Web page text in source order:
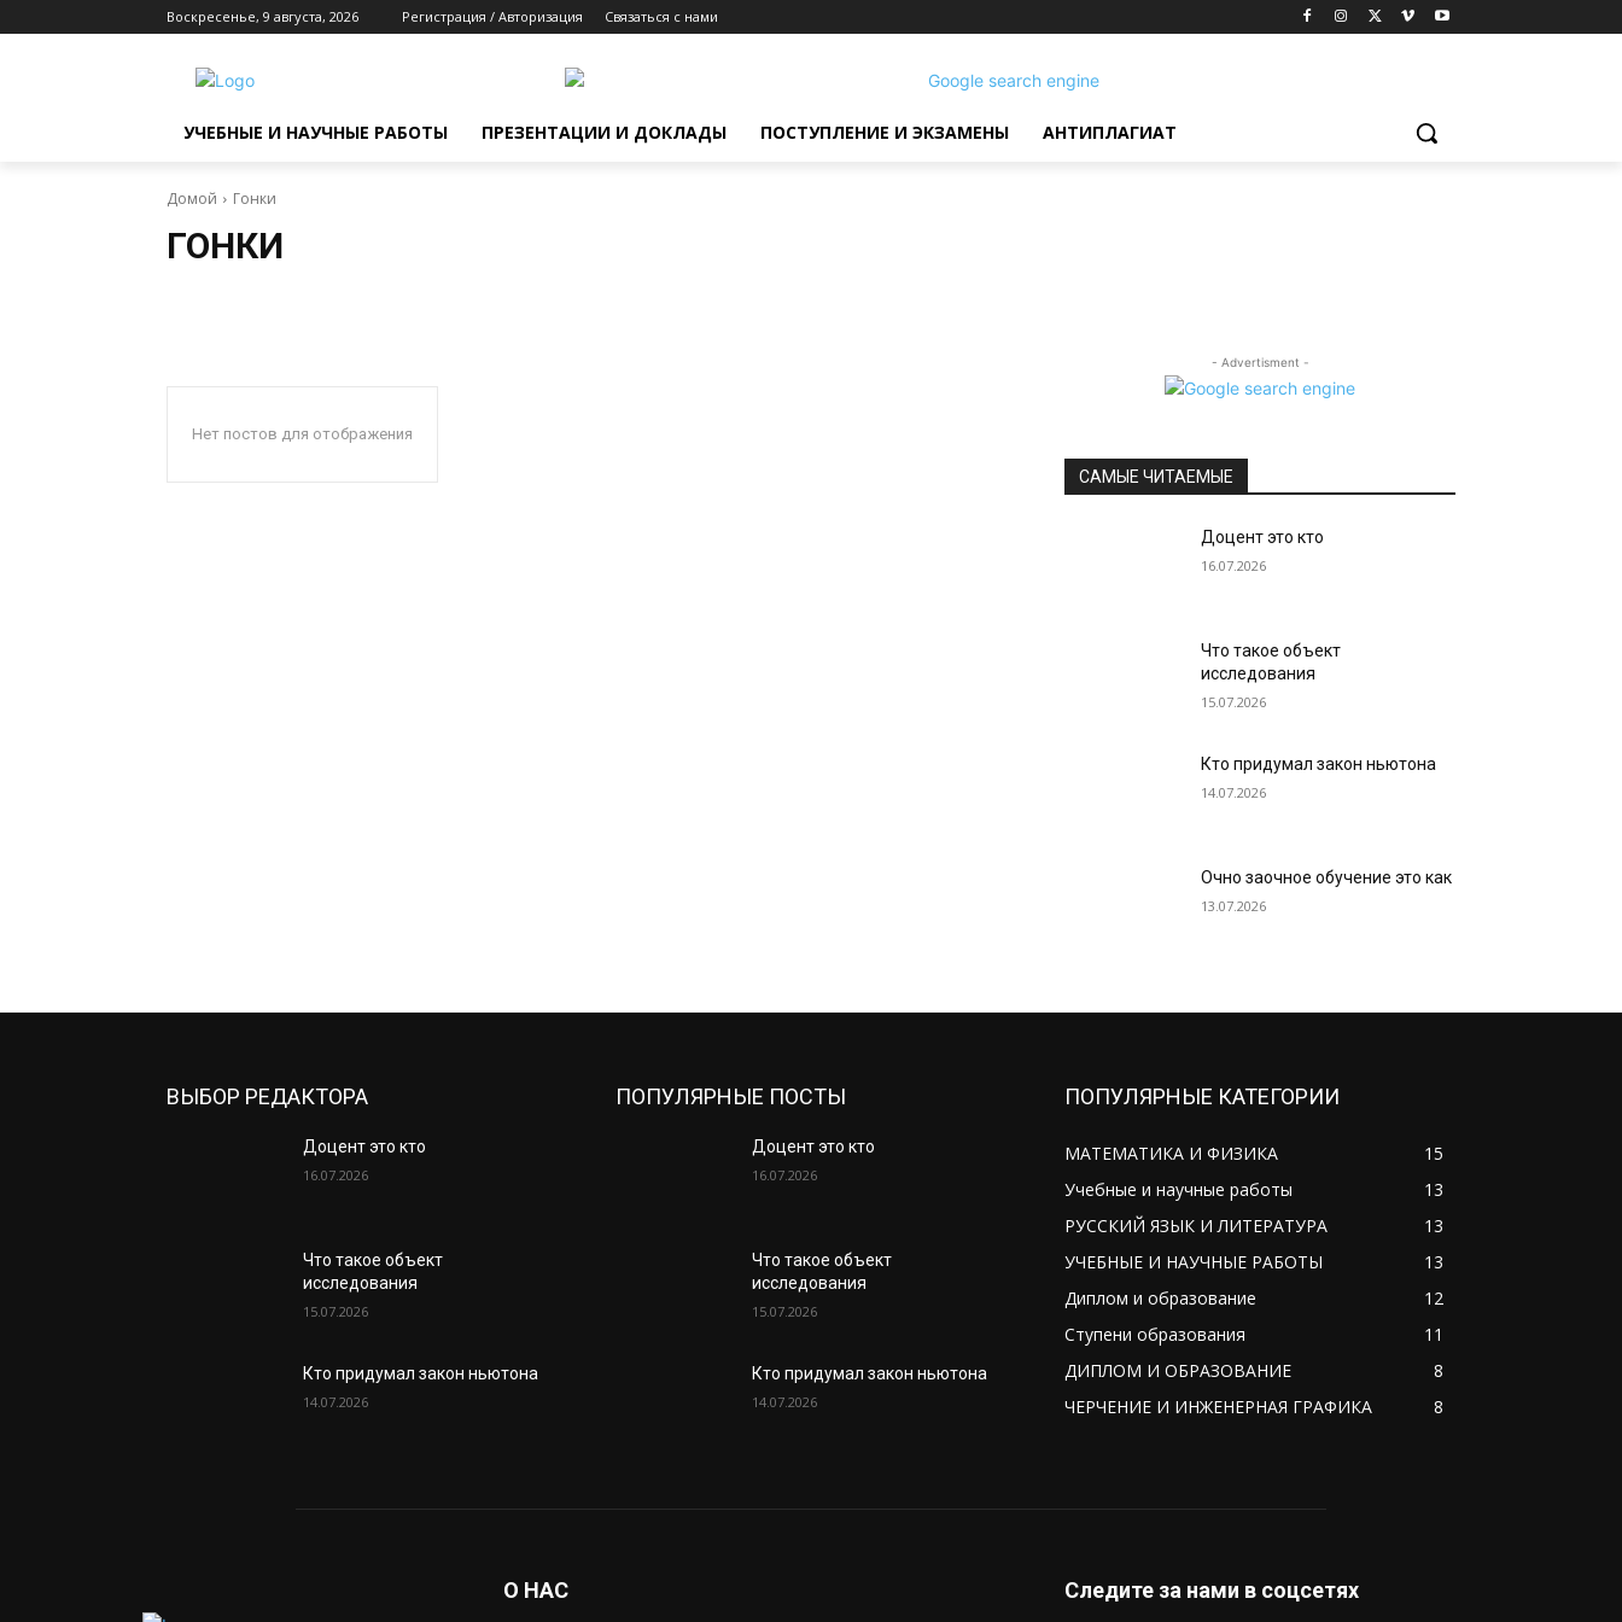
Воскресенье, 9 августа, 2026 Регистрация / Авторизация Связаться с нами
УЧЕБНЫЕ И НАУЧНЫЕ РАБОТЫ ПРЕЗЕНТАЦИИ И ДОКЛАДЫ ПОСТУПЛЕНИЕ И ЭКЗАМЕНЫ АНТИПЛАГИАТ
Домой Гонки
ГОНКИ
Нет постов для отображения
- Advertisment -
САМЫЕ ЧИТАЕМЫЕ
Доцент это кто
16.07.2026
Что такое объект
исследования
15.07.2026
Кто придумал закон ньютона
14.07.2026
Очно заочное обучение это как
13.07.2026
ВЫБОР РЕДАКТОРА
Доцент это кто
16.07.2026
Что такое объект
исследования
15.07.2026
Кто придумал закон ньютона
14.07.2026
ПОПУЛЯРНЫЕ ПОСТЫ
Доцент это кто
16.07.2026
Что такое объект
исследования
15.07.2026
Кто придумал закон ньютона
14.07.2026
ПОПУЛЯРНЫЕ КАТЕГОРИИ
МАТЕМАТИКА И ФИЗИКА
15
Учебные и научные работы
13
РУССКИЙ ЯЗЫК И ЛИТЕРАТУРА
13
УЧЕБНЫЕ И НАУЧНЫЕ РАБОТЫ
13
Диплом и образование
12
Ступени образования
11
ДИПЛОМ И ОБРАЗОВАНИЕ
8
ЧЕРЧЕНИЕ И ИНЖЕНЕРНАЯ ГРАФИКА
8
О НАС Следите за нами в соцсетях